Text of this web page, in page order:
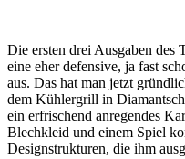
Die ersten drei Ausgaben des
eine eher defensive, ja fast
aus. Das hat man jetzt
dem Kühlergrill in
ein erfrischend anregendes
Blechkleid und einem Spiel
Designstrukturen, die ihm